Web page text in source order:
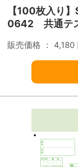
【100枚入り
0642 共通テ
販売価格 ： 4,180